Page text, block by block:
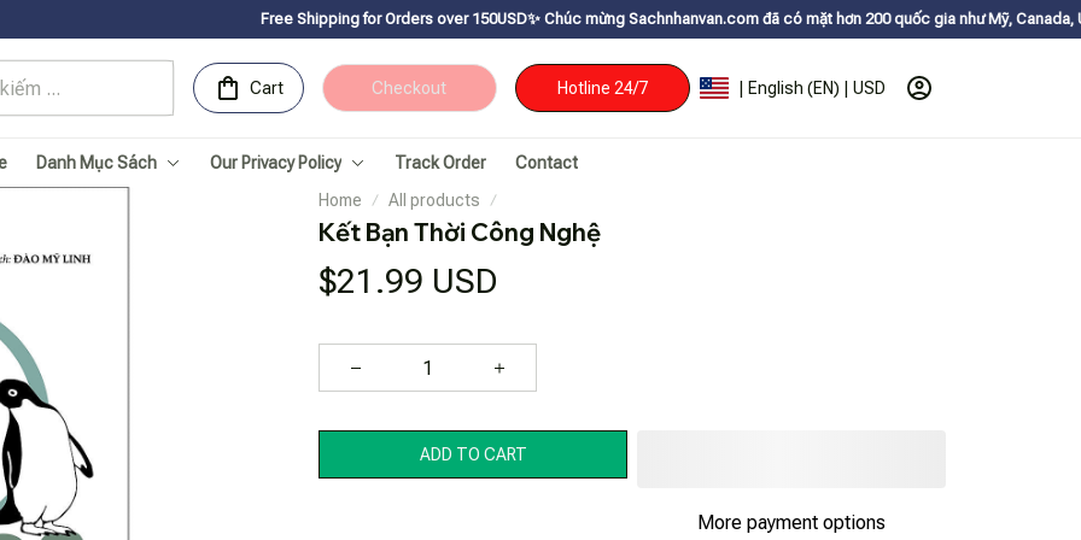
Free Shipping for Orders over 150USDㅤ✨ Chúc mừng Sachnhanvan.com đã có mặt hơn 200 quốc gia như Mỹ, Canada, Úc, Nhật, Hàn,
Cart Checkout Hotline 24/7 | English (EN) | USD
Danh Mục Sách Our Privacy Policy Track Order
Contact
Home
All products
Kết Bạn Thời Công Nghệ
$21.99 USD
ADD TO CART
More payment options